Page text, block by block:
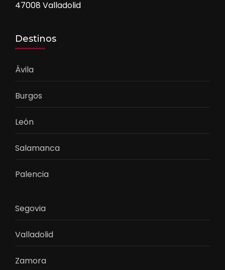
47008 Valladolid
Destinos
Ávila
Burgos
León
Salamanca
Palencia
Segovia
Valladolid
Zamora